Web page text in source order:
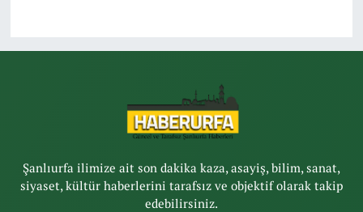
Şanlıurfa ilimize ait son dakika kaza, asayiş, bilim, sanat,
siyaset, kültür haberlerini tarafsız ve objektif olarak takip
edebilirsiniz.